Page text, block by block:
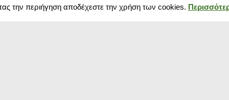
την περιήγηση αποδέχεστε την χρήση των cookies.